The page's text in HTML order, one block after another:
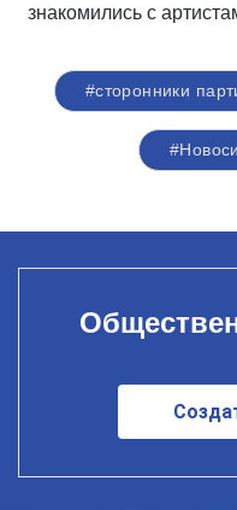
знакомились с
#сторонники